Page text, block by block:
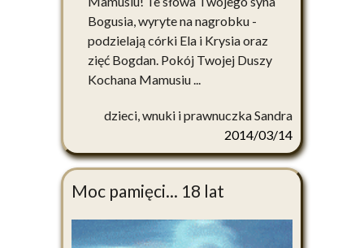
Bogusia, wyryte na nagrobku -
podzielają córki Ela i Krysia oraz
zięć Bogdan. Pokój Twojej Duszy
Kochana Mamusiu ...
dzieci, wnuki i prawnuczka Sandra
2014/03/14
Moc pamięci... 18 lat